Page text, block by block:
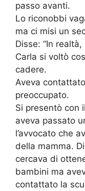
passo avanti.
Lo riconobbi
ma ci misi un
Disse: “In
Carla si voltò
cadere.
Aveva
preoccupato.
Si presentò con
aveva passato
l’avvocato che
della mamma.
cercava di
bambini ma
contattato la